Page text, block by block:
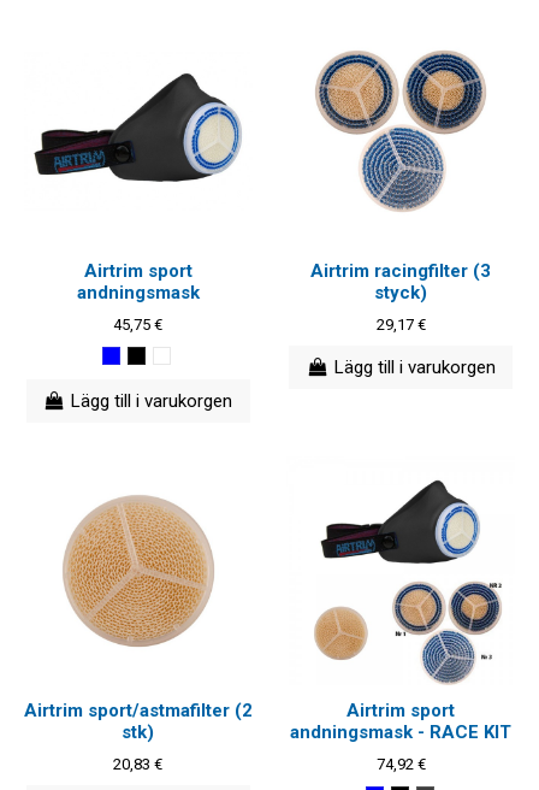
Airtrim sport
andningsmask
45,75 €
Lägg till i varukorgen
Airtrim racingfilter (3
styck)
29,17 €
Lägg till i varukorgen
Airtrim sport/astmafilter (2
stk)
20,83 €
Airtrim sport
andningsmask - RACE KIT
74,92 €